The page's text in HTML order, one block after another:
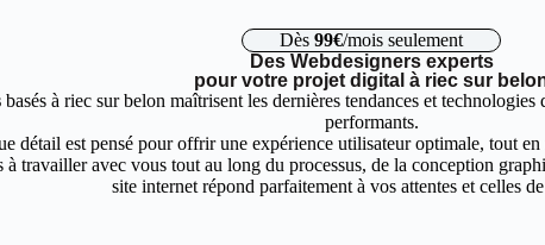
Dès 99€/mois seulement
Des Webdesigners experts
pour votre projet digital à riec sur
basés à riec sur belon maîtrisent les dernières tendances et
performants.
détail est pensé pour offrir une expérience utilisateur optimale, tout en
à travailler avec vous tout au long du processus, de la conception
site internet répond parfaitement à vos attentes et celles